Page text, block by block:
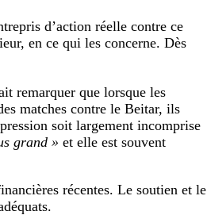
d’action réelle contre ce
en ce qui les concerne. Dès
remarquer que lorsque les
matches contre le Beitar, ils
soit largement incomprise
grand » et elle est souvent
récentes. Le soutien et le